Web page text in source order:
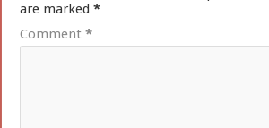
are marked*
Comment*